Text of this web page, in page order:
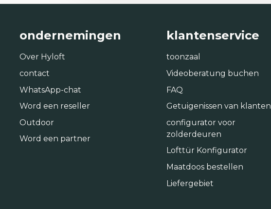
ondernemingen
Over Hyloft
contact
WhatsApp-chat
Word een reseller
Outdoor
Word een partner
klantenservice
toonzaal
Videoberatung buchen
FAQ
Getuigenissen van klanten
configurator voor
zolderdeuren
Lofttür Konfigurator
Maatdoos bestellen
Liefergebiet